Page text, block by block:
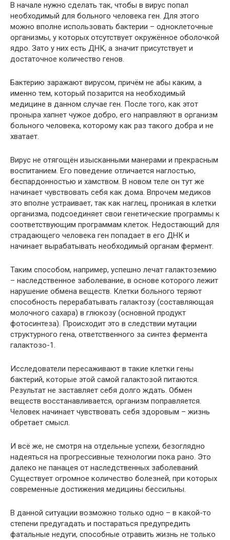
В начале нужно сделать так, чтобы в вирус попал
необходимый для больного человека ген. Для этого
можно вполне использовать бактерии – одноклеточные
организмы, у которых отсутствует окружённое оболочкой
ядро. Зато у них есть ДНК, а значит присутствует и
достаточное количество генов.
Бактерию заражают вирусом, причём не абы каким, а
именно тем, который позарится на необходимый
медицине в данном случае ген. После того, как этот
проныра хапнет чужое добро, его направляют в организм
больного человека, которому как раз такого добра и не
хватает.
Вирус не отягощён изысканными манерами и прекрасным
воспитанием. Его поведение отличается наглостью,
беспардонностью и хамством. В новом теле он тут же
начинает чувствовать себя как дома. Впрочем медиков
это вполне устраивает, так как наглец, проникая в клетки
организма, подсоединяет свои генетические программы к
соответствующим программам клеток. Недостающий для
страдающего человека ген попадает в его ДНК и
начинает вырабатывать необходимый органам фермент.
Таким способом, например, успешно лечат галактоземию
– наследственное заболевание, в основе которого лежит
нарушение обмена веществ. Клетки больного теряют
способность перерабатывать галактозу (составляющая
молочного сахара) в глюкозу (основной продукт
фотосинтеза). Происходит это в следствии мутации
структурного гена, ответственного за синтез фермента
галактозо-1.
Исследователи пересаживают в такие клетки гены
бактерий, которые этой самой галактозой питаются.
Результат не заставляет себя долго ждать. Обмен
веществ восстанавливается, организм поправляется.
Человек начинает чувствовать себя здоровым – жизнь
обретает смысл.
И всё же, не смотря на отдельные успехи, безоглядно
надеяться на прогрессивные технологии пока рано. Это
далеко не панацея от наследственных заболеваний.
Существует огромное количество болезней, при которых
современные достижения медицины бессильны.
В данной ситуации возможно только одно – в какой-то
степени предугадать и постараться предупредить
фатальные недуги, способные отравить жизнь не только